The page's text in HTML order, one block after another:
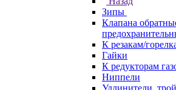
Зипы
Клапана
К резакам/
Гайки
К редукторам
Ниппели
Удлинители,